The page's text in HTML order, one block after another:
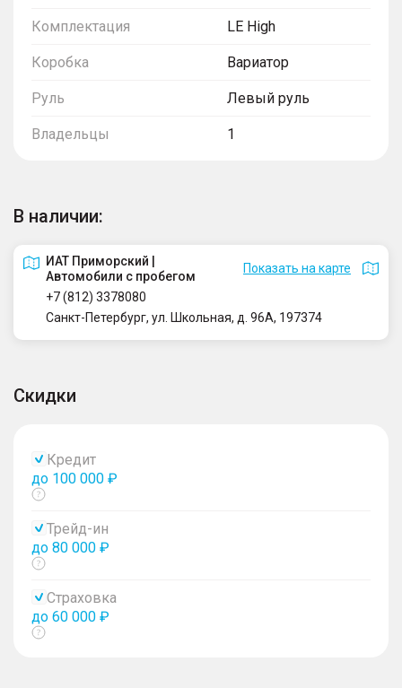
Комплектация LE High
Коробка Вариатор
Руль Левый руль
Владельцы 1
В наличии:
ИАТ Приморский |
Автомобили с пробегом
Показать на карте
+7 (812) 3378080
Санкт-Петербург, ул. Школьная, д. 96А, 197374
Скидки
Кредит
до 100 000 ₽
Показать
Трейд-ин
до 80 000 ₽
Показать
Страховка
до 60 000 ₽
Показать